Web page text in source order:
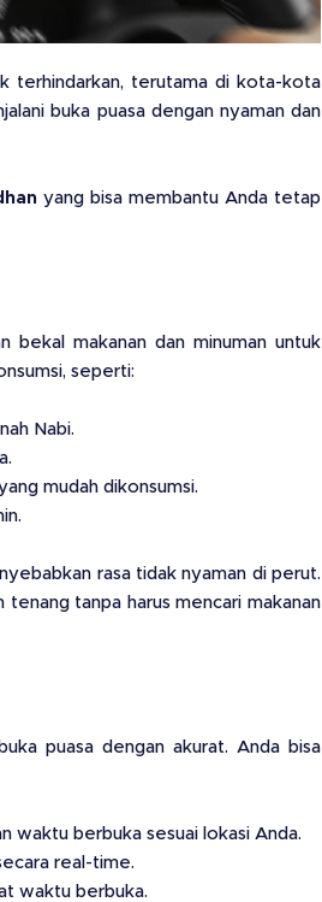
terhindarkan, terutama di kota-kota
buka puasa dengan nyaman dan
yang bisa membantu Anda tetap
bekal makanan dan minuman untuk
seperti:
Nabi.
mudah dikonsumsi.
rasa tidak nyaman di perut.
tanpa harus mencari makanan
puasa dengan akurat. Anda bisa
waktu berbuka sesuai lokasi Anda.
real-time.
waktu berbuka.